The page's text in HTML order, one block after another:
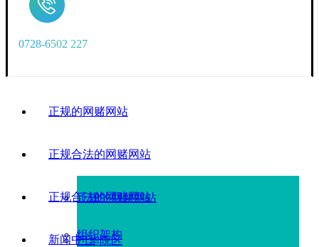
0728-6502 227
正规的网赌网站
正规合法的网赌网站
正规的网赌网站
组织架构
正规合法的网赌网站
广华院区
新闻中心